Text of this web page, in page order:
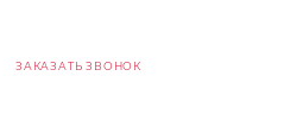
ЗАКАЗАТЬ ЗВОНОК